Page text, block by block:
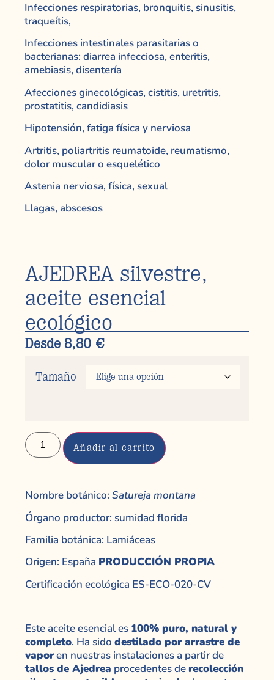
Infecciones respiratorias, bronquitis, sinusitis,
traqueítis,
Infecciones intestinales parasitarias o
bacterianas: diarrea infecciosa, enteritis,
amebiasis, disentería
Afecciones ginecológicas, cistitis, uretritis,
prostatitis, candidiasis
Hipotensión, fatiga física y nerviosa
Artritis, poliartritis reumatoide, reumatismo,
dolor muscular o esquelético
Astenia nerviosa, física, sexual
Llagas, abscesos
AJEDREA silvestre,
aceite esencial
ecológico
Desde 8,80 €
Tamaño
Añadir al carrito
Nombre botánico: Satureja montana
Órgano productor: sumidad florida
Familia botánica: Lamiáceas
Origen: España PRODUCCIÓN PROPIA
Certificación ecológica ES-ECO-020-CV
Este aceite esencial es 100% puro, natural y
completo. Ha sido destilado por arrastre de
vaporen nuestras instalaciones a partir de
tallos de Ajedrea procedentes derecolección